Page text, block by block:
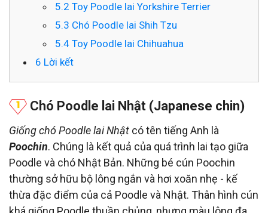
5.2 Toy Poodle lai Yorkshire Terrier
5.3 Chó Poodle lai Shih Tzu
5.4 Toy Poodle lai Chihuahua
6 Lời kết
Chó Poodle lai Nhật (Japanese chin)
Giống chó Poodle lai Nhật có tên tiếng Anh là
Poochin. Chúng là kết quả của quá trình lai tạo giữa
Poodle và chó Nhật Bản. Những bé cún Poochin
thường sở hữu bộ lông ngắn và hơi xoăn nhẹ - kế
thừa đặc điểm của cả Poodle và Nhật. Thân hình cún